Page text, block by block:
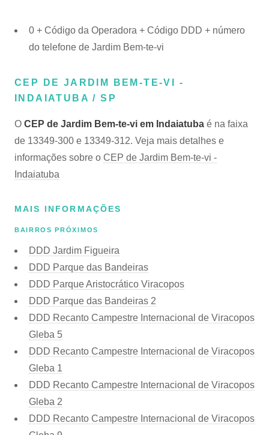
0 + Código da Operadora + Código DDD + número
do telefone de Jardim Bem-te-vi
CEP DE JARDIM BEM-TE-VI -
INDAIATUBA / SP
O CEP de Jardim Bem-te-vi em Indaiatuba é na faixa
de 13349-300 e 13349-312. Veja mais detalhes e
informações sobre o CEP de Jardim Bem-te-vi -
Indaiatuba
MAIS INFORMAÇÕES
BAIRROS PRÓXIMOS
DDD Jardim Figueira
DDD Parque das Bandeiras
DDD Parque Aristocrático Viracopos
DDD Parque das Bandeiras 2
DDD Recanto Campestre Internacional de Viracopos
Gleba 5
DDD Recanto Campestre Internacional de Viracopos
Gleba 1
DDD Recanto Campestre Internacional de Viracopos
Gleba 2
DDD Recanto Campestre Internacional de Viracopos